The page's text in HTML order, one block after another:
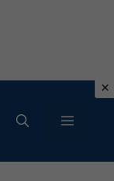
MENU